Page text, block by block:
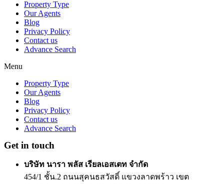
Property Type
Our Agents
Blog
Privacy Policy
Contact us
Advance Search
Menu
Property Type
Our Agents
Blog
Privacy Policy
Contact us
Advance Search
Get in touch
บริษัท นารา พลัส เรียลเอสเตท จำกัด
454/1 ชั้น.2 ถนนสุคนธสวัสดิ์ แขวงลาดพร้าว เขต